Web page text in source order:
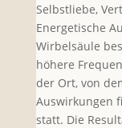
Selbstliebe,
Energetische
Wirbelsäule
höhere
der Ort, von
Auswirkungen
statt. Die